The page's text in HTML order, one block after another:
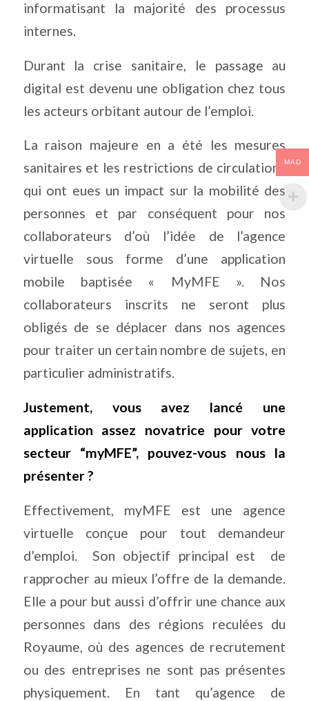
informatisant la majorité des processus
internes.
Durant la crise sanitaire, le passage au
digital est devenu une obligation chez tous
les acteurs orbitant autour de l’emploi.
La raison majeure en a été les mesures
sanitaires et les restrictions de circulations
qui ont eues un impact sur la mobilité des
personnes et par conséquent pour nos
collaborateurs d’où l’idée de l’agence
virtuelle sous forme d’une application
mobile baptisée « MyMFE ». Nos
collaborateurs inscrits ne seront plus
obligés de se déplacer dans nos agences
pour traiter un certain nombre de sujets, en
particulier administratifs.
Justement, vous avez lancé une
application assez novatrice pour votre
secteur “myMFE”, pouvez-vous nous la
présenter ?
Effectivement, myMFE est une agence
virtuelle conçue pour tout demandeur
d’emploi.
Son objectif principal est
de
rapprocher au mieux l’offre de la demande.
Elle a pour but aussi d’offrir une chance aux
personnes dans des régions reculées du
Royaume, où des agences de recrutement
ou des entreprises ne sont pas présentes
physiquement. En tant qu’agence de
MAD